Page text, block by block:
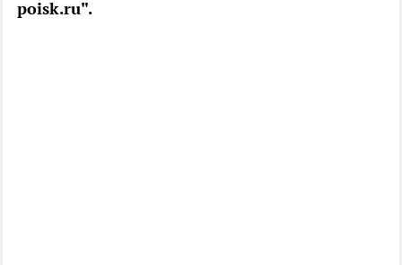
poisk.ru".